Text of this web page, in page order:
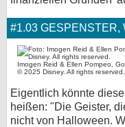
#1.03 GESPENSTER,
Imogen Reid & Ellen Pompeo,
© 2025 Disney. All rights reserved.
Eigentlich könnte
heißen: "Die Geister,
nicht von Halloween.